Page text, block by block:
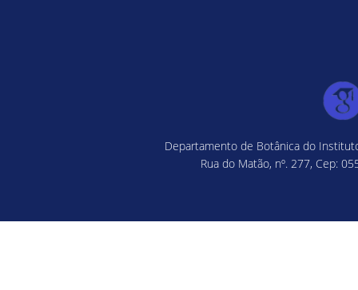
Departamento de Botânica do
Rua do Matão, nº. 277, Cep: